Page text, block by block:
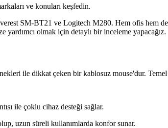
ve konuları keşfedin.
SM-BT21 ve Logitech M280. Hem ofis hem
olmak için detaylı bir inceleme yapacağız.
ile dikkat çeken bir kablosuz mouse'dur.
ile çoklu cihaz desteği sağlar.
uzun süreli kullanımlarda konfor sunar.